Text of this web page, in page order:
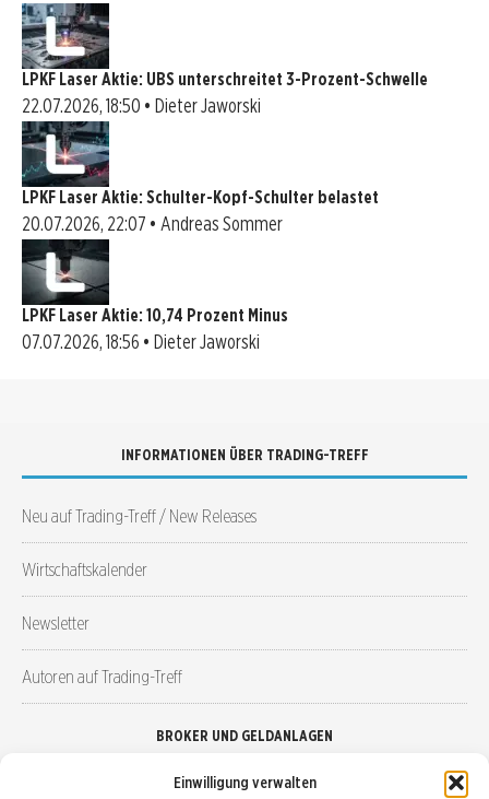
Einwilligung verwalten
LPKF Laser Aktie: UBS unterschreitet 3-Prozent-Schwelle
22.07.2026, 18:50 • Dieter Jaworski
LPKF Laser Aktie: Schulter-Kopf-Schulter belastet
20.07.2026, 22:07 • Andreas Sommer
LPKF Laser Aktie: 10,74 Prozent Minus
07.07.2026, 18:56 • Dieter Jaworski
INFORMATIONEN ÜBER TRADING-TREFF
Neu auf Trading-Treff / New Releases
Wirtschaftskalender
Newsletter
Autoren auf Trading-Treff
BROKER UND GELDANLAGEN